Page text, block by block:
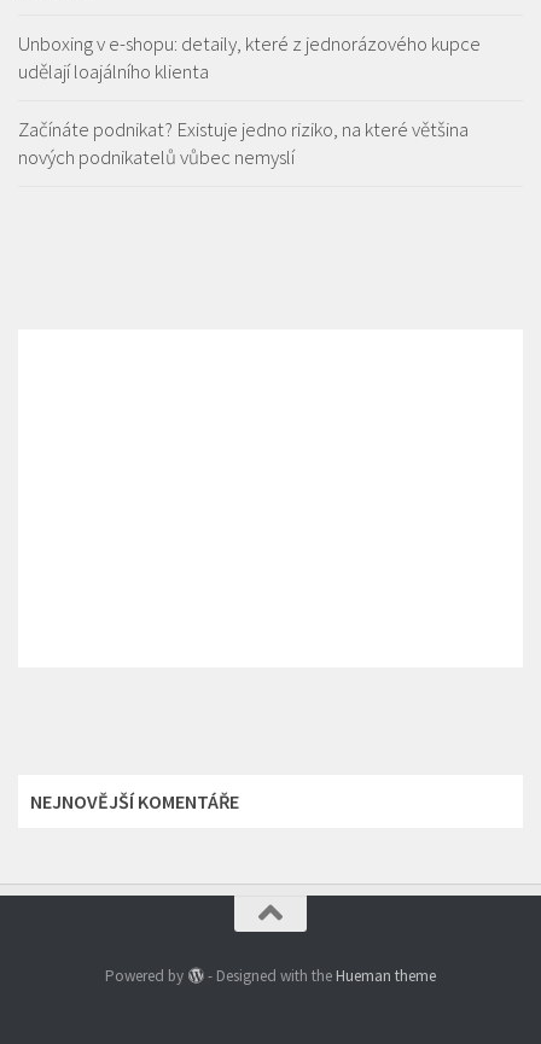
Unboxing v e-shopu: detaily, které z jednorázového kupce
udělají loajálního klienta
Začínáte podnikat? Existuje jedno riziko, na které většina
nových podnikatelů vůbec nemyslí
NEJNOVĚJŠÍ KOMENTÁŘE
Powered by - Designed with the Hueman theme